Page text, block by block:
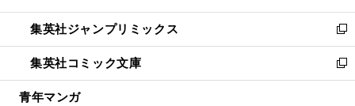
開
く
ウ
で
開
く
ン
ド
ウ
で
開
ウ
ィ
ン
ド
ウ
し
い
ウ
ィ
ン
集英社ジャンプリミックス
新
し
い
ウ
集英社コミック文庫
新
し
青年マンガ